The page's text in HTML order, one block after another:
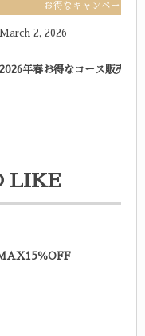
お得なキャンペーン
March 2, 2026
2026年春お得なコース販売し
LIKE
％OFF